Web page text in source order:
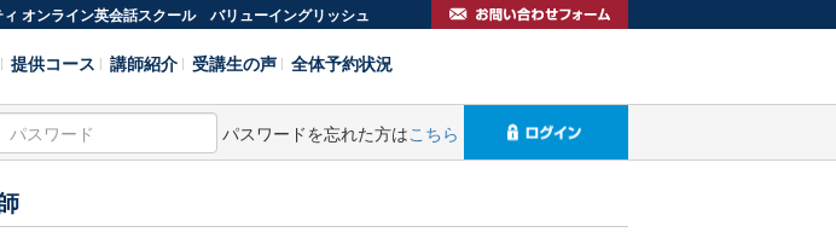
オンライン英会話スクール バリューイングリッシュ
提供コース 講師紹介 受講生の声 全体予約状況
パスワードを忘れた方はこちら